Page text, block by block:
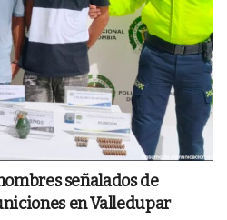
señalados de
en Valledupar